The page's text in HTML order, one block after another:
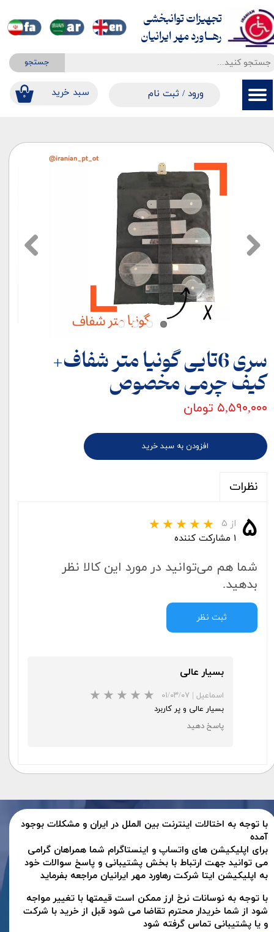
جستجو
۰ ​​سبد خرید ورود / ثبت نام
حساب کاربری من
سفارشات
خروج از حساب کاربری
تجهیزات توانبخشی
​​​​​​​رهــاورد مهر ایرانیان
سری 6تایی گونیا متر شفاف+
کیف چرمی مخصوص
۵,۵۹۰,۰۰۰ تومان
افزودن به سبد خرید
نظرات
۵ از ۵
۱ مشارکت کننده
شما هم می‌توانید در مورد این کالا نظر
بدهید.
ثبت نظر
بسیار عالی
اسماعیل | ۰۱/۰۳/۰۷
بسیار عالی و پر کاربرد
پاسخ دهید
با توجه به اختالات اینترنت بین الملل در ایران و مشکلات بوجود
آمده
برای اپلیکیشن های واتساپ و اینستاگرام شما همراهان گرامی
می توانید جهت ارتباط با بخش پشتیبانی و پاسخ سوالات خود
به اپلیکیشن ایتا شرکت رهاورد مهر ایرانیان مراجعه بفرماید
با توجه به نوسانات نرخ ارز ممکن است قیمتها با تغییر مواجه
شود از شما خریدار محترم تقاضا می شود قبل از خرید با شرکت
و یا پشتیبانی تماس گرفته شود